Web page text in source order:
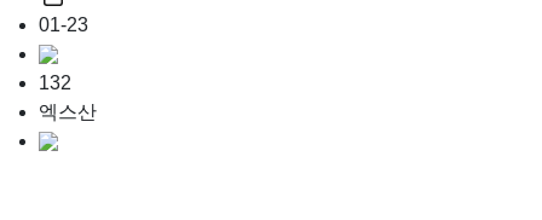
01-23
132
엑스산